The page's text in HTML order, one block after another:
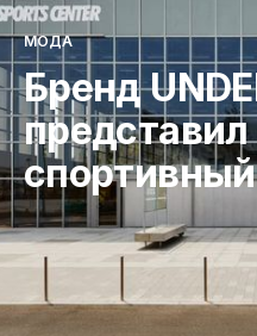
МОДА
Бренд
представил